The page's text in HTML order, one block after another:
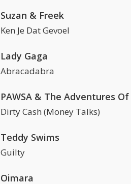
Suzan & Freek
Ken Je Dat Gevoel
Lady Gaga
Abracadabra
Dirty Cash (Money Talks)
Teddy Swims
Guilty
Oimara